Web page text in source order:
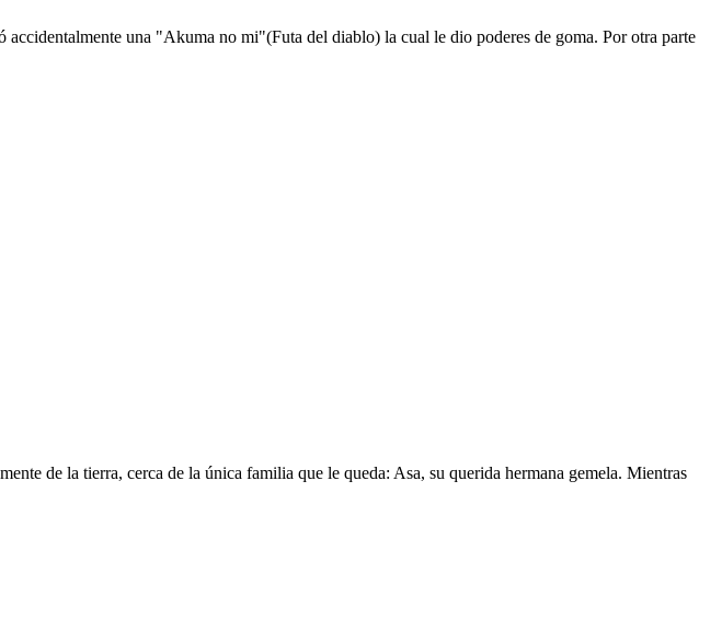
una "Akuma no mi"(Futa del diablo) la cual le dio poderes de goma. Por otra parte
de la tierra, cerca de la única familia que le queda: Asa, su querida hermana gemela. Mientras